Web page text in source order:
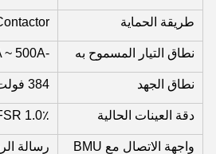
طريقة الحماية
نطاق التيار المسموح به -500A ~ 500A
نطاق الجهد 384 فولت إلى 1000 فولت
دقة العينات الحالية 1.0٪ FSR
واجهة الاتصال مع BMU رسالة